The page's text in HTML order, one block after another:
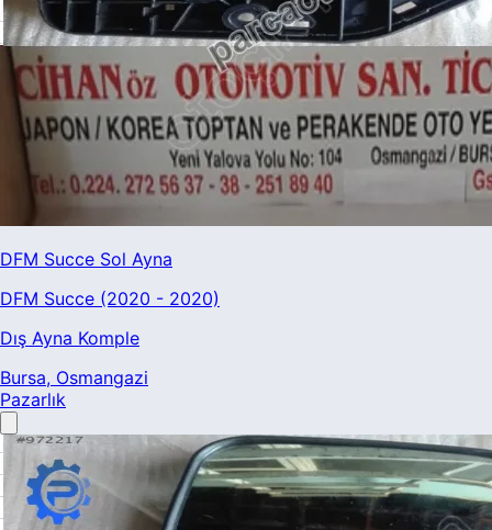
DFM Succe Sol Ayna
DFM Succe (2020 - 2020)
Dış Ayna Komple
Bursa, Osmangazi
Pazarlık